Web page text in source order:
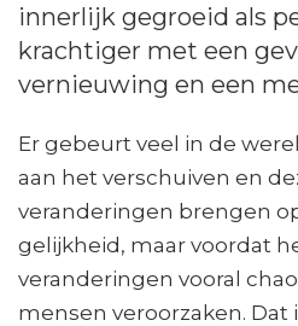
innerlijk gegroeid als
krachtiger met een
vernieuwing en een
Er gebeurt veel in de
aan het verschuiven en
veranderingen brengen
gelijkheid, maar voordat
veranderingen vooral
mensen veroorzaken. Dat